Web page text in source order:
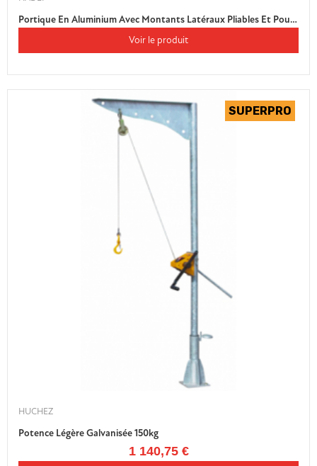
Portique En Aluminium Avec Montants Latéraux Pliables Et Poutre Double
Voir le produit
HUCHEZ
Potence Légère Galvanisée 150kg
1 140,75 €